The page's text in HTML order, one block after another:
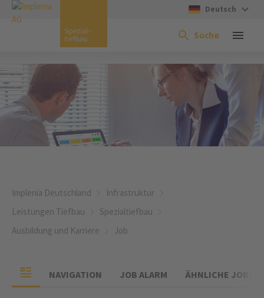
Deutsch
Suche
Implenia Deutschland
Infrastruktur
Leistungen Tiefbau
Spezialtiefbau
Ausbildung und Karriere
Job
NAVIGATION JOB ALARM ÄHNLICHE JOBS